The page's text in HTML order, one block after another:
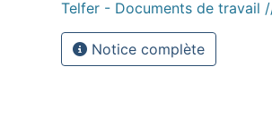
Telfer - Documents de travail
Notice complète